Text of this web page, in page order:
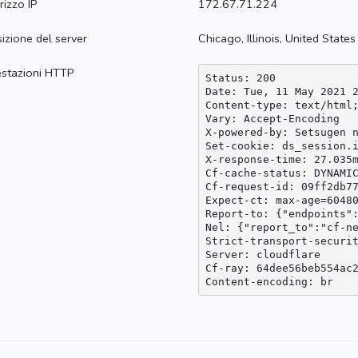
IP 172.67.71.224
del server Chicago, Illinois, United States
HTTP
Status: 200
Date: Tue, 11 May 2021
Content-type: text/
Vary: Accept-Encoding
X-powered-by: Setsugen
Set-cookie:
X-response-time:
Cf-cache-status: DYNAMIC
Cf-request-id:
Expect-ct: max-
Report-to:
Nel: {"report_to":"cf-
Strict-transport-
Server: cloudflare
Cf-ray:
Content-encoding: br